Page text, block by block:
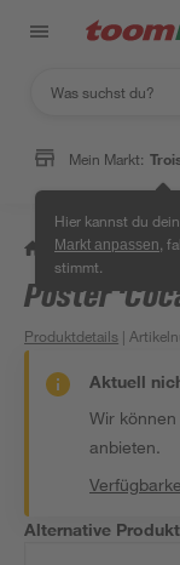
Mein Markt:
Hier kannst du
Markt anpassen ,
stimmt.
/ Wohnen &
Poster
Produktdetails |
Aktuell
Wir
anbieten.
Alternative